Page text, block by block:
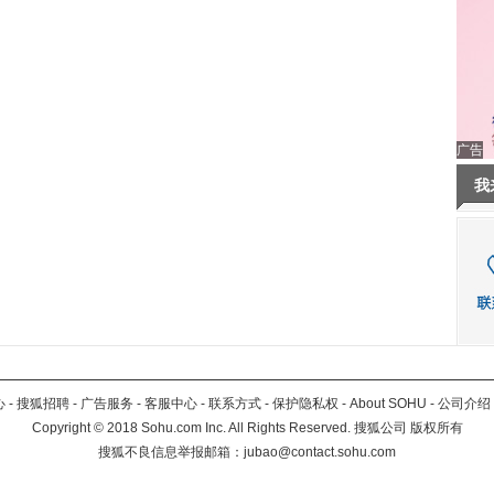
广告
我
- 搜狐招聘 - 广告服务 - 客服中心 - 联系方式 - 保护隐私权 - About SOHU - 公司介绍
Copyright©2018 Sohu.com Inc. All Rights Reserved. 搜狐公司 版权所有
搜狐不良信息举报邮箱： jubao@contact.sohu.com